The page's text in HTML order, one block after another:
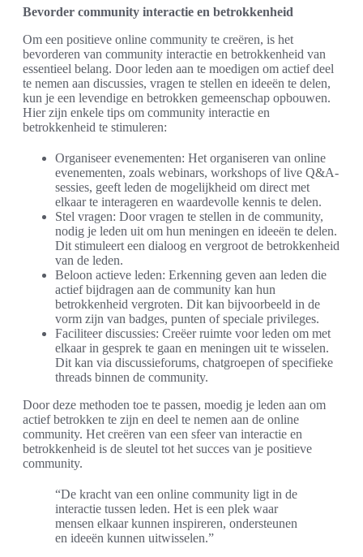
Bevorder community interactie en betrokkenheid
Om een positieve online community te creëren, is het
bevorderen van community interactie en betrokkenheid van
essentieel belang. Door leden aan te moedigen om actief deel
te nemen aan discussies, vragen te stellen en ideeën te delen,
kun je een levendige en betrokken gemeenschap opbouwen.
Hier zijn enkele tips om community interactie en
betrokkenheid te stimuleren:
Organiseer evenementen: Het organiseren van online
evenementen, zoals webinars, workshops of live Q&A-
sessies, geeft leden de mogelijkheid om direct met
elkaar te interageren en waardevolle kennis te delen.
Stel vragen: Door vragen te stellen in de community,
nodig je leden uit om hun meningen en ideeën te delen.
Dit stimuleert een dialoog en vergroot de betrokkenheid
van de leden.
Beloon actieve leden: Erkenning geven aan leden die
actief bijdragen aan de community kan hun
betrokkenheid vergroten. Dit kan bijvoorbeeld in de
vorm zijn van badges, punten of speciale privileges.
Faciliteer discussies: Creëer ruimte voor leden om met
elkaar in gesprek te gaan en meningen uit te wisselen.
Dit kan via discussieforums, chatgroepen of specifieke
threads binnen de community.
Door deze methoden toe te passen, moedig je leden aan om
actief betrokken te zijn en deel te nemen aan de online
community. Het creëren van een sfeer van interactie en
betrokkenheid is de sleutel tot het succes van je positieve
community.
“De kracht van een online community ligt in de
interactie tussen leden. Het is een plek waar
mensen elkaar kunnen inspireren, ondersteunen
en ideeën kunnen uitwisselen.”